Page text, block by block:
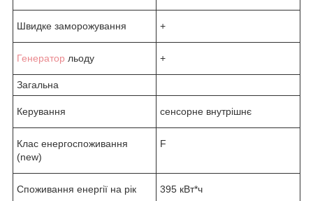
Швидке заморожування +
Генератор льоду +
Загальна
Керування сенсорне внутрішнє
Клас енергоспоживання
(new)
F
Споживання енергії на рік 395 кВт*ч